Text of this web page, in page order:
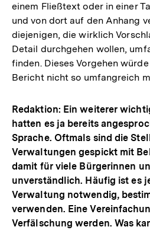
einem Fließtext oder in einer
und von dort auf den Anhang
diejenigen, die wirklich
Detail durchgehen wollen,
finden. Dieses Vorgehen
Bericht nicht so umfangreich
Redaktion: Ein weiterer
hatten es ja bereits
Sprache. Oftmals sind die
Verwaltungen gespickt mit
damit für viele Bürgerinnen
unverständlich. Häufig ist es
Verwaltung notwendig,
verwenden. Eine
Verfälschung werden. Was